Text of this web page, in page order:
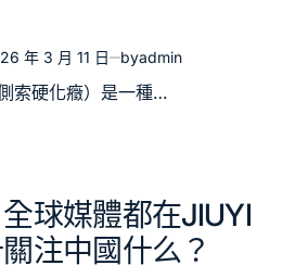
年 3 月 11 日 byadmin
索硬化癥）是一種…
球媒體都在JIUYI
注中國什么？